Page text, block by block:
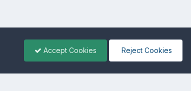
Accept Cookies Reject Cookies